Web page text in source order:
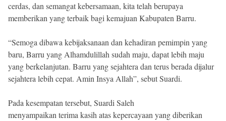
cerdas, dan semangat kebersamaan, kita telah berupaya
memberikan yang terbaik bagi kemajuan Kabupaten Barru.
“Semoga dibawa kebijaksanaan dan kehadiran pemimpin yang
baru, Barru yang Alhamdulillah sudah maju, dapat lebih maju
yang berkelanjutan. Barru yang sejahtera dan terus berada dijalur
sejahtera lebih cepat. Amin Insya Allah”, sebut Suardi.
Pada kesempatan tersebut, Suardi Saleh
menyampaikan terima kasih atas kepercayaan yang diberikan